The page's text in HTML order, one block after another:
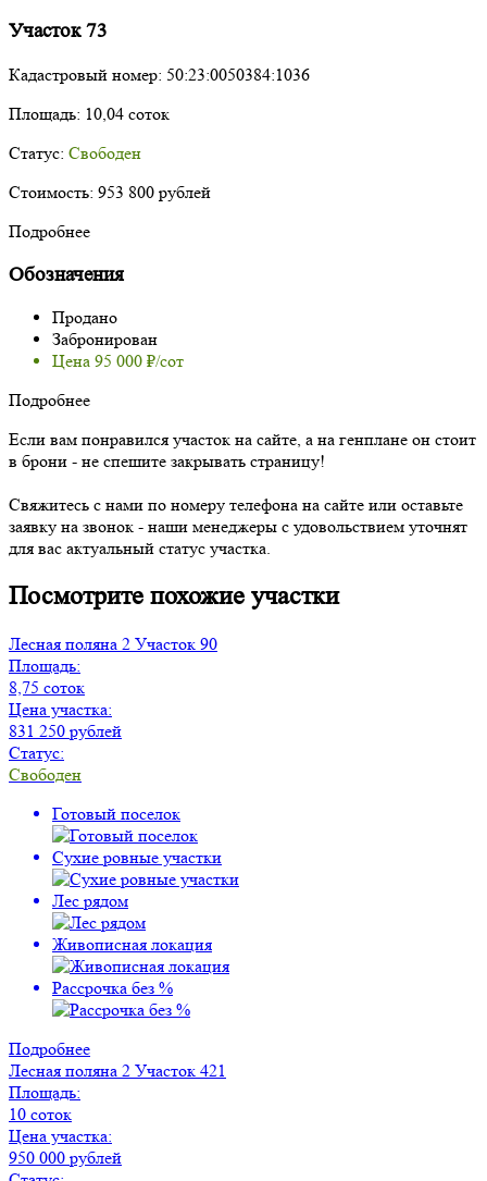
Участок 73
Кадастровый номер: 50:23:0050384:1036
Площадь: 10,04 соток
Статус: Свободен
Стоимость: 953 800 рублей
Подробнее
Обозначения
Продано
Забронирован
Цена 95 000 ₽/сот
Подробнее
Если вам понравился участок на сайте, а на генплане он стоит
в брони - не спешите закрывать страницу!
Свяжитесь с нами по номеру телефона на сайте или оставьте
заявку на звонок - наши менеджеры с удовольствием уточнят
для вас актуальный статус участка.
Посмотрите похожие участки
Лесная поляна 2 Участок 90
Площадь:
8,75 соток
Цена участка:
831 250 рублей
Статус:
Свободен
Готовый поселок
Сухие ровные участки
Лес рядом
Живописная локация
Рассрочка без %
Подробнее
Лесная поляна 2 Участок 421
Площадь:
10 соток
Цена участка:
950 000 рублей